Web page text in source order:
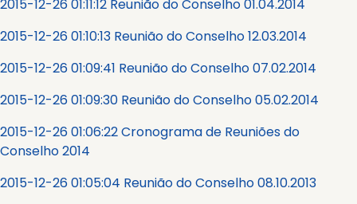
2015-12-26 01:11:12 Reunião do Conselho 01.04.2014
2015-12-26 01:10:13 Reunião do Conselho 12.03.2014
2015-12-26 01:09:41 Reunião do Conselho 07.02.2014
2015-12-26 01:09:30 Reunião do Conselho 05.02.2014
2015-12-26 01:06:22 Cronograma de Reuniões do
Conselho 2014
2015-12-26 01:05:04 Reunião do Conselho 08.10.2013